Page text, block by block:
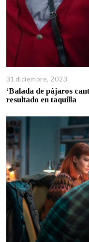
31 diciembre, 2023
‘Balada de pájaros
resultado en taquilla